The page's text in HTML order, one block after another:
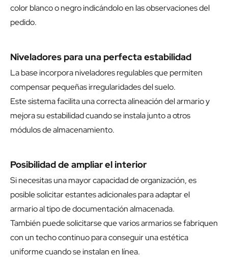
color blanco o negro indicándolo en las observaciones del
pedido.
Niveladores para una perfecta estabilidad
La base incorpora niveladores regulables que permiten
compensar pequeñas irregularidades del suelo.
Este sistema facilita una correcta alineación del armario y
mejora su estabilidad cuando se instala junto a otros
módulos de almacenamiento.
Posibilidad de ampliar el interior
Si necesitas una mayor capacidad de organización, es
posible solicitar estantes adicionales para adaptar el
armario al tipo de documentación almacenada.
También puede solicitarse que varios armarios se fabriquen
con un techo continuo para conseguir una estética
uniforme cuando se instalan en línea.